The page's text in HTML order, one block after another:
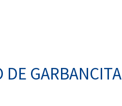
DE GARBANCITA